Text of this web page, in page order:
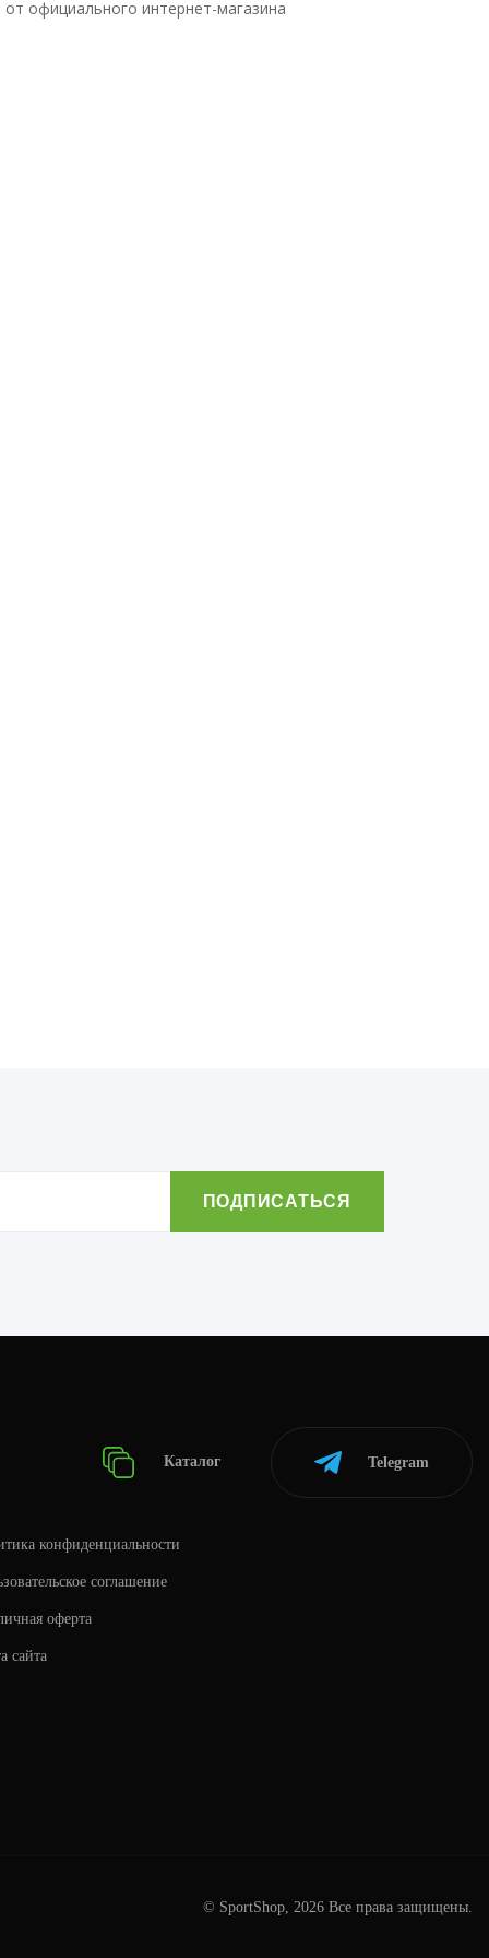
официального интернет-магазина
Каталог Telegram
конфиденциальности
соглашение
оферта
сайта
© SportShop, 2026 Все права защищены.